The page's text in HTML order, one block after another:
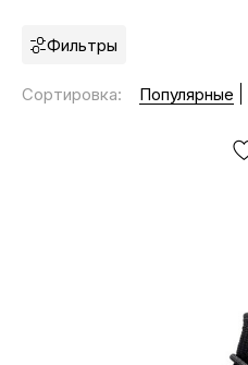
Фильтры
Сортировка: Популярные